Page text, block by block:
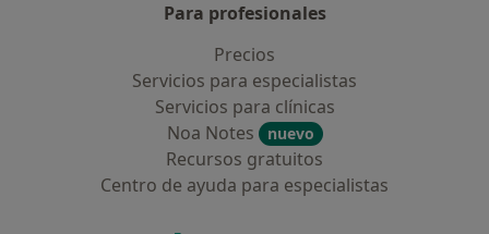
Para profesionales
Precios
Servicios para especialistas
Servicios para clínicas
Noa Notes
nuevo
Recursos gratuitos
Centro de ayuda para especialistas